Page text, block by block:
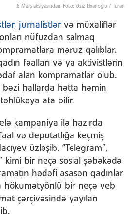
8 Marş aksiyasından. Foto: Əziz Elxanoğlu / Turan
, jurnalistlər və müxaliflər
nüfuzdan salmaq
məruz qalıblar.
fəalları və ya aktivistlərin
alan kompramatlar olub.
bəzi hallarda hətta həmin
təhlükəyə ata bilir.
kampaniya ilə hazırda
və deputatlığa keçmiş
üzləşib. “Telegram”,
kimi bir neçə sosial şəbəkədə
hədəfi əsasən qadınlar
hökumətyönlü bir neçə veb
çərçivəsində yayılan